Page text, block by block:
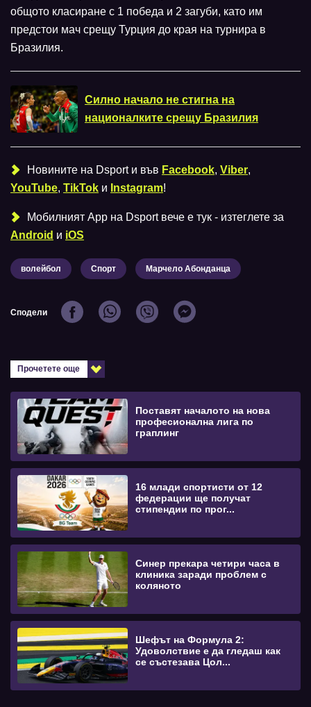
общото класиране с 1 победа и 2 загуби, като им
предстои мач срещу Турция до края на турнира в
Бразилия.
Силно начало не стигна на
националките срещу Бразилия
Новините на Dsport и във Facebook, Viber,
YouTube, TikTok и Instagram!
Мобилният Аpp на Dsport вече е тук - изтеглете за
Android и iOS
волейбол Спорт Марчело Абонданца
Сподели
Прочетете още
Поставят началото на нова
професионална лига по
граплинг
16 млади спортисти от 12
федерации ще получат
стипендии по прог...
Синер прекара четири часа в
клиника заради проблем с
коляното
Шефът на Формула 2:
Удоволствие е да гледаш как
се състезава Цол...